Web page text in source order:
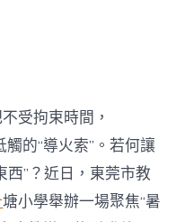
治
理
難
題？
讓
mobilJIUYI
受拘束時間，
的“導火索”。若何讓
西”？近日，東莞市教
塘小學舉辦一場聚焦“暑